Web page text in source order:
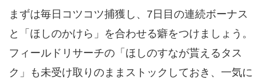
まずは毎日コツコツ捕獲し、7日目の連続ボーナス
と「ほしのかけら」を合わせる癖をつけましょう。
フィールドリサーチの「ほしのすなが貰えるタス
ク」も未受け取りのままストックしておき、一気に